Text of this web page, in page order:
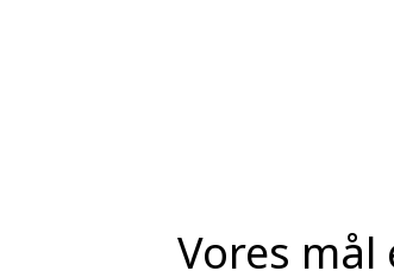
Vores